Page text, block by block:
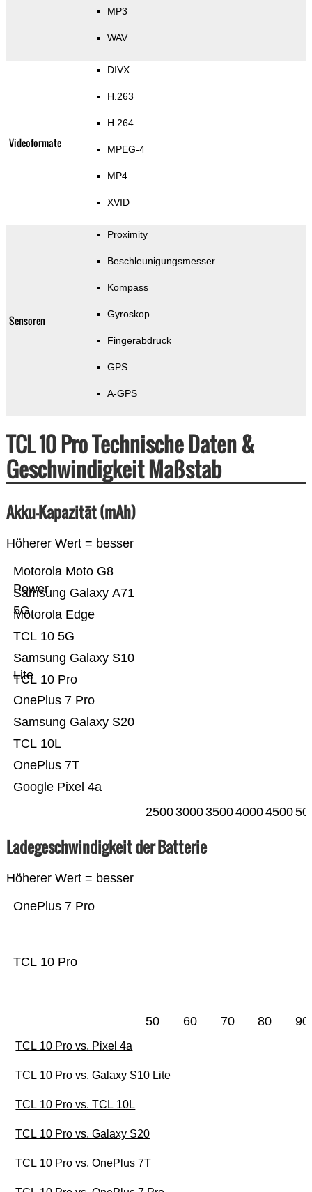
MP3
WAV
Videoformate
DIVX
H.263
H.264
MPEG-4
MP4
XVID
Sensoren
Proximity
Beschleunigungsmesser
Kompass
Gyroskop
Fingerabdruck
GPS
A-GPS
TCL 10 Pro Technische Daten &
Geschwindigkeit Maßstab
Akku-Kapazität (mAh)
Höherer Wert = besser
Google Pixel 4a
OnePlus 7T
TCL 10L
Samsung Galaxy S20
OnePlus 7 Pro
TCL 10 Pro
Samsung Galaxy S10
Lite
TCL 10 5G
Motorola Edge
Samsung Galaxy A71
5G
Motorola Moto G8
Power
25003000350040004500
Ladegeschwindigkeit der Batterie
Höherer Wert = besser
TCL 10 Pro
OnePlus 7 Pro
50 60 70 80 90
TCL 10 Pro vs. Pixel 4a
TCL 10 Pro vs. Galaxy S10 Lite
TCL 10 Pro vs. TCL 10L
TCL 10 Pro vs. Galaxy S20
TCL 10 Pro vs. OnePlus 7T